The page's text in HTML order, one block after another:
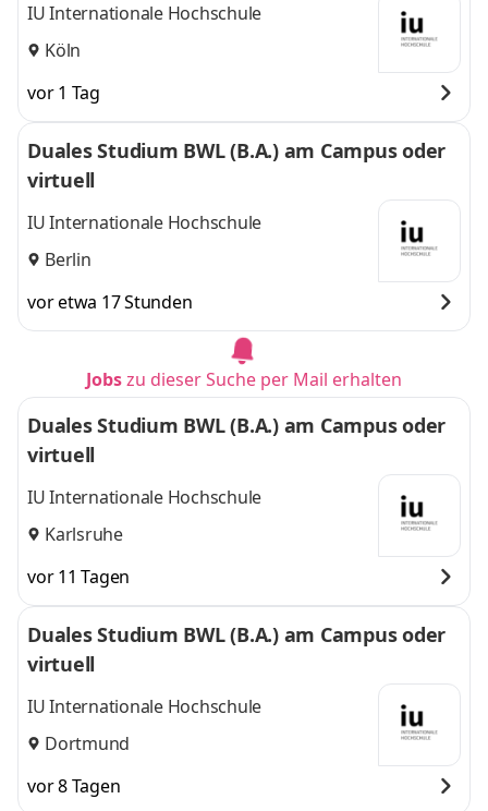
IU Internationale Hochschule
Köln
vor 1 Tag
Duales Studium BWL (B.A.) am Campus oder
virtuell
IU Internationale Hochschule
Berlin
vor etwa 17 Stunden
Jobszu dieser Suche per Mail erhalten
Duales Studium BWL (B.A.) am Campus oder
virtuell
IU Internationale Hochschule
Karlsruhe
vor 11 Tagen
Duales Studium BWL (B.A.) am Campus oder
virtuell
IU Internationale Hochschule
Dortmund
vor 8 Tagen